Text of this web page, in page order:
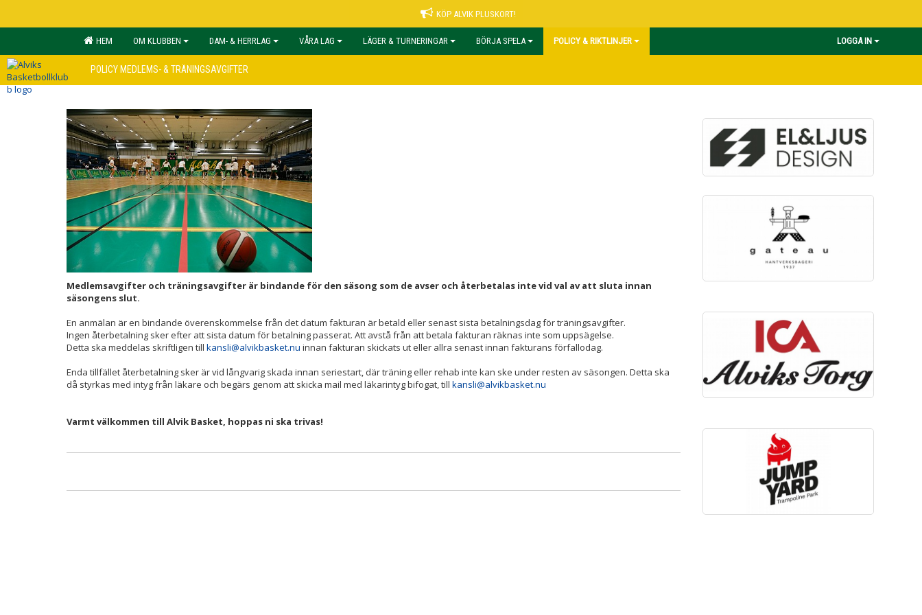
KÖP ALVIK PLUSKORT!
HEM OM KLUBBEN DAM- & HERRLAG VÅRA LAG LÄGER & TURNERINGAR BÖRJA SPELA POLICY & RIKTLINJER LOGGA IN
POLICY MEDLEMS- & TRÄNINGSAVGIFTER
Medlemsavgifter och träningsavgifter är bindande för den säsong som de avser och återbetalas inte vid val av att sluta innan
säsongens slut.
En anmälan är en bindande överenskommelse från det datum fakturan är betald eller senast sista betalningsdag för träningsavgifter.
Ingen återbetalning sker efter att sista datum för betalning passerat. Att avstå från att betala fakturan räknas inte som uppsägelse.
Detta ska meddelas skriftligen till kansli@alvikbasket.nu innan fakturan skickats ut eller allra senast innan fakturans förfallodag.
Enda tillfället återbetalning sker är vid långvarig skada innan seriestart, där träning eller rehab inte kan ske under resten av säsongen. Detta ska
då styrkas med intyg från läkare och begärs genom att skicka mail med läkarintyg bifogat, till kansli@alvikbasket.nu
Varmt välkommen till Alvik Basket, hoppas ni ska trivas!